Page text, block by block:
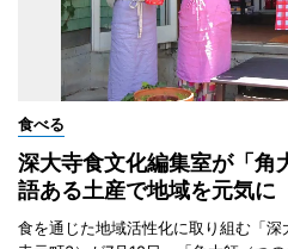
食べる
深大寺食文化編集室が「
語ある土産で地域を元気に
食を通じた地域活性化に取り組む「